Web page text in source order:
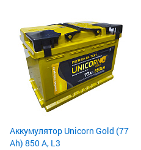
Аккумулятор Unicorn Gold (77
Ah) 850 А, L3